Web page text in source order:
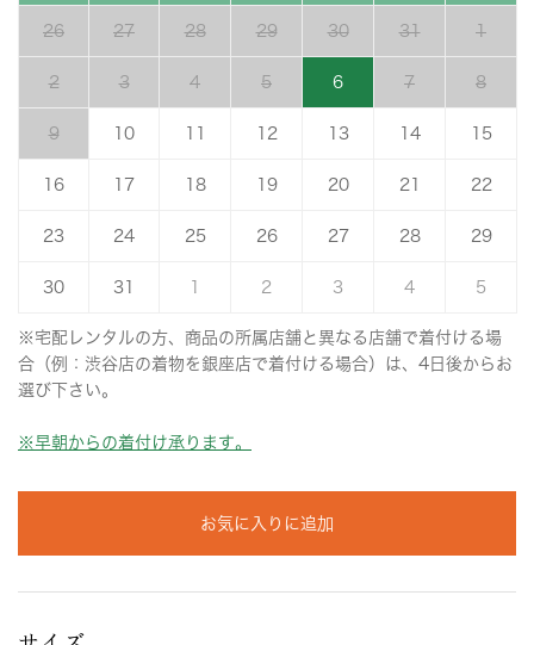
26 27 28 29 30 31 1
2 3 4 5 6 7 8
9 10 12 13 14 15
16 17 18 19 20 21 22
23 24 25 26 27 28 29
30 31 2 3 4 5
※宅配レンタルの方、商品の所属店舗と異なる店舗で着付ける場
合（例：渋谷店の着物を銀座店で着付ける場合）は、4日後からお
選び下さい。
※早朝からの着付け承ります。
お気に入りに追加